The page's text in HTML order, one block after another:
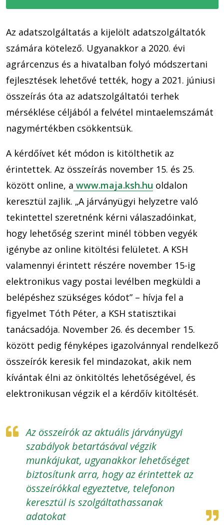
Az adatszolgáltatás a kijelölt adatszolgáltatók
számára kötelező. Ugyanakkor a 2020. évi
agrárcenzus és a hivatalban folyó módszertani
fejlesztések lehetővé tették, hogy a 2021. júniusi
összeírás óta az adatszolgáltatói terhek
mérséklése céljából a felvétel mintaelemszámát
nagymértékben csökkentsük.
A kérdőívet két módon is kitölthetik az
érintettek. Az összeírás november 15. és 25.
között online, a www.maja.ksh.hu oldalon
keresztül zajlik. „A járványügyi helyzetre való
tekintettel szeretnénk kérni válaszadóinkat,
hogy lehetőség szerint minél többen vegyék
igénybe az online kitöltési felületet. A KSH
valamennyi érintett részére november 15-ig
elektronikus vagy postai levélben megküldi a
belépéshez szükséges kódot” – hívja fel a
figyelmet Tóth Péter, a KSH statisztikai
tanácsadója. November 26. és december 15.
között pedig fényképes igazolvánnyal rendelkező
összeírók keresik fel mindazokat, akik nem
kívántak élni az önkitöltés lehetőségével, és
elektronikusan végzik el a kérdőív kitöltését.
Az összeírók az aktuális járványügyi
szabályok betartásával végzik
munkájukat, ugyanakkor lehetőséget
biztosítunk arra, hogy az érintettek az
összeírókkal egyeztetve, telefonon
keresztül is szolgáltathassanak
adatokat